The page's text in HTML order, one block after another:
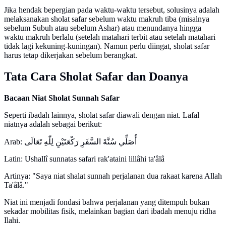
Jika hendak bepergian pada waktu-waktu tersebut, solusinya adalah
melaksanakan sholat safar sebelum waktu makruh tiba (misalnya
sebelum Subuh atau sebelum Ashar) atau menundanya hingga
waktu makruh berlalu (setelah matahari terbit atau setelah matahari
tidak lagi kekuning-kuningan). Namun perlu diingat, sholat safar
harus tetap dikerjakan sebelum berangkat.
Tata Cara Sholat Safar dan Doanya
Bacaan Niat Sholat Sunnah Safar
Seperti ibadah lainnya, sholat safar diawali dengan niat. Lafal
niatnya adalah sebagai berikut:
Arab: أُصَلِّي سُنَّةَ السَّفَرِ رَكْعَتَيْنِ لِلّٰهِ تَعَالَى
Latin: Ushallî sunnatas safari rak'ataini lillâhi ta'âlâ
Artinya: "Saya niat shalat sunnah perjalanan dua rakaat karena Allah
Ta'âlâ."
Niat ini menjadi fondasi bahwa perjalanan yang ditempuh bukan
sekadar mobilitas fisik, melainkan bagian dari ibadah menuju ridha
Ilahi.